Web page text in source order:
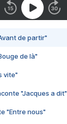
de partir"
de là"
vite"
"Jacques a dit"
"Entre nous"